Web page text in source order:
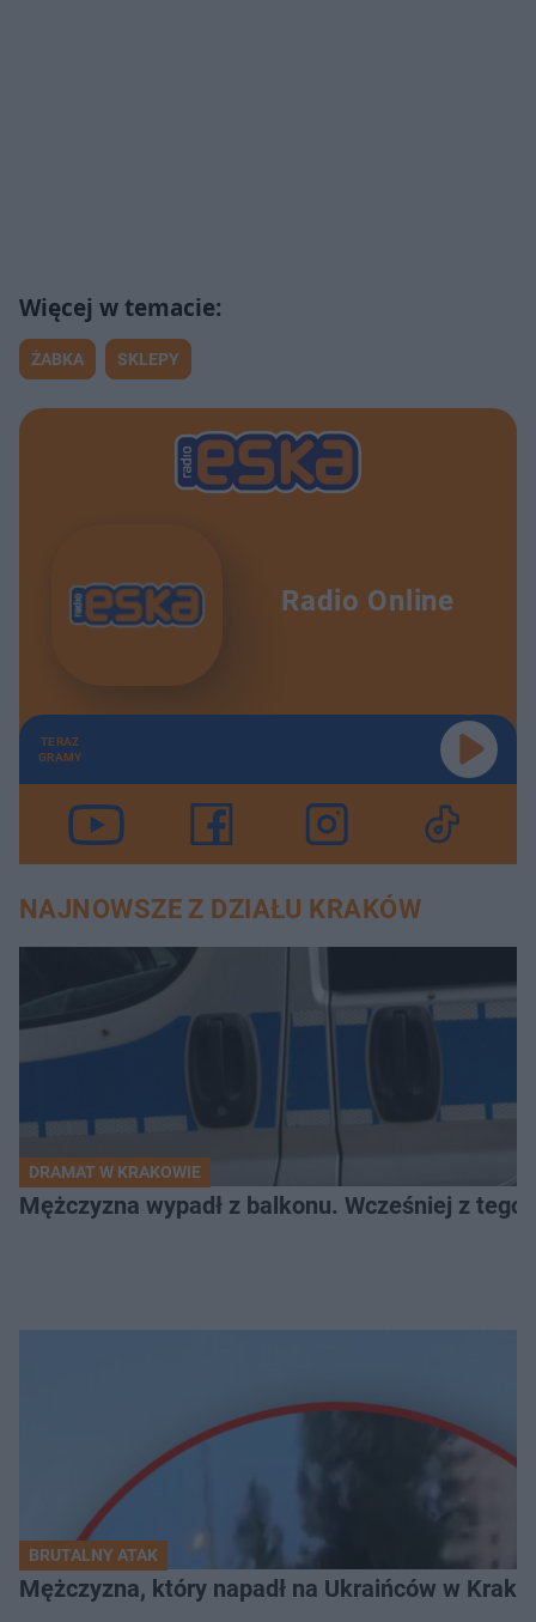
ŻABKA SKLEPY
Radio Online
TERAZ
GRAMY
NAJNOWSZE Z DZIAŁU KRAKÓW
DRAMAT W KRAKOWIE
Mężczyzna wypadł z balkonu. Wcześniej z
BRUTALNY ATAK
Mężczyzna, który napadł na Ukraińców w